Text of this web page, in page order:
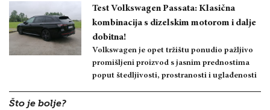
Test Volkswagen Passata: Klasična
kombinacija s dizelskim motorom i dalje
dobitna!
Volkswagen je opet tržištu ponudio pažljivo
promišljeni proizvod s jasnim prednostima
poput štedljivosti, prostranosti i uglađenosti
Što je bolje?